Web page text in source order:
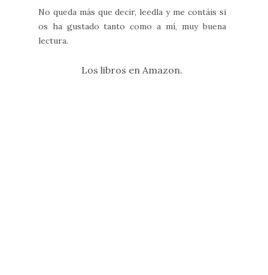
No queda más que decir, leedla y me contáis si
os ha gustado tanto como a mí, muy buena
lectura.
Los libros en Amazon.